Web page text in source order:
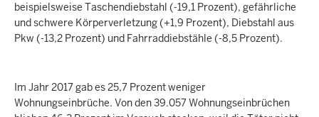
beispielsweise Taschendiebstahl (-19,1 Prozent), gefährliche
und schwere Körperverletzung (+1,9 Prozent), Diebstahl aus
Pkw (-13,2 Prozent) und Fahrraddiebstähle (-8,5 Prozent).
Im Jahr 2017 gab es 25,7 Prozent weniger
Wohnungseinbrüche. Von den 39.057 Wohnungseinbrüchen